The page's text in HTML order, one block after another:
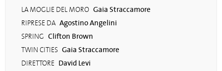
LA MOGLIE DEL MORO Gaia Straccamore
RIPRESE DA Agostino Angelini
SPRING Clifton Brown
TWIN CITIES Gaia Straccamore
DIRETTORE David Levi